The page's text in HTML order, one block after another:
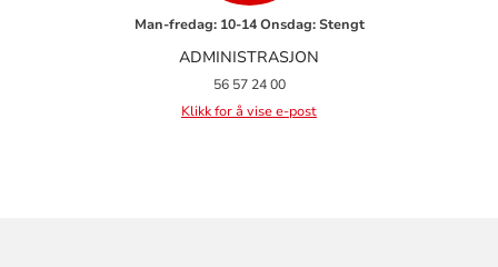
Man-fredag: 10-14 Onsdag: Stengt
ADMINISTRASJON
56 57 24 00
Klikk for å vise e-post